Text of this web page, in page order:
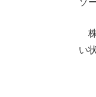
ソ
株
い